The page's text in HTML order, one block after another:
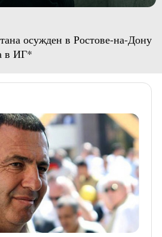
осужден в Ростове-на-Дону
в ИГ*